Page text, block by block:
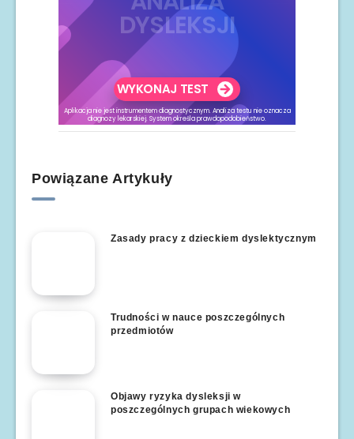
Powiązane Artykuły
Zasady pracy z dzieckiem dyslektycznym
Trudności w nauce poszczególnych
przedmiotów
Objawy ryzyka dysleksji w
poszczególnych grupach wiekowych